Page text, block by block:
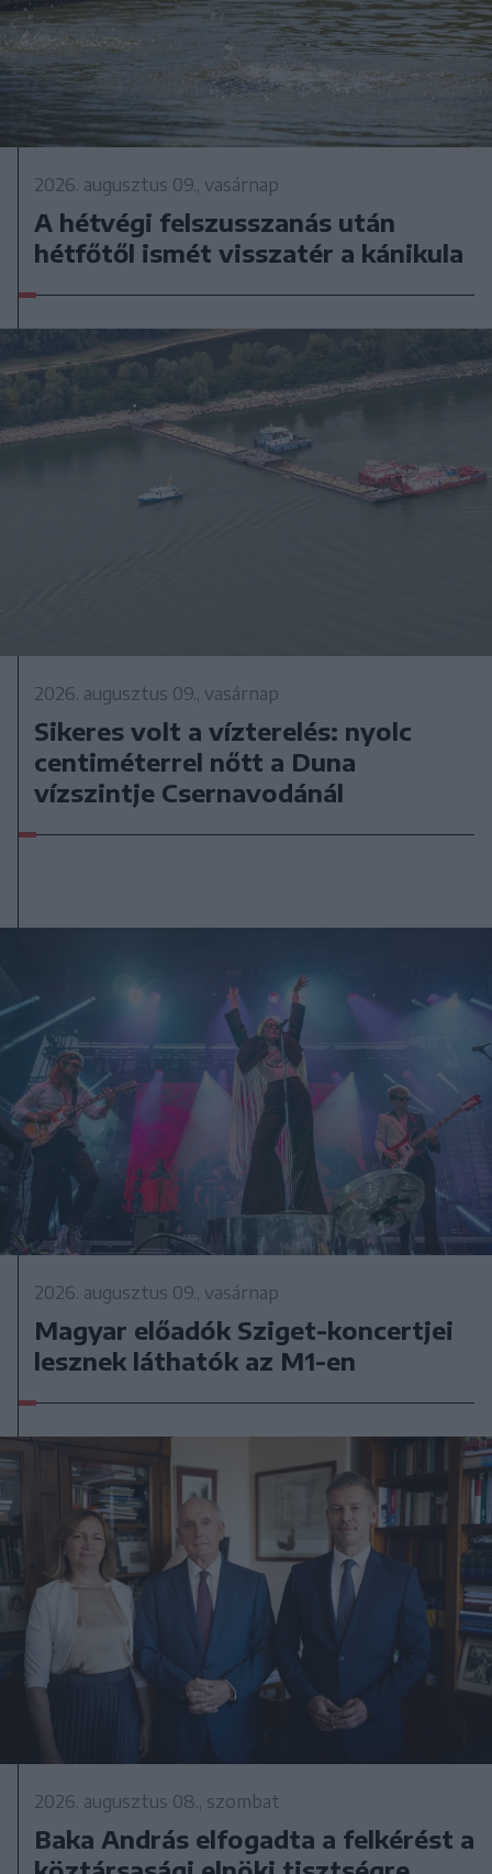
2026. augusztus 09., vasárnap
A hétvégi felszusszanás után
hétfőtől ismét visszatér a kánikula
2026. augusztus 09., vasárnap
Sikeres volt a vízterelés: nyolc
centiméterrel nőtt a Duna
vízszintje Csernavodánál
2026. augusztus 09., vasárnap
Magyar előadók Sziget-koncertjei
lesznek láthatók az M1-en
2026. augusztus 08., szombat
Baka András elfogadta a felkérést a